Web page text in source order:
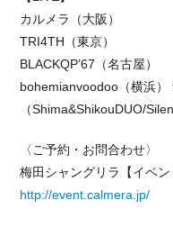
カルメラ（大阪）
TRI4TH（東京）
BLACKQP’67（名古屋）
bohemianvoodoo（横浜）
（Shima&ShikouDUO/
〈ご予約・お問合わせ〉
梅田シャングリラ【イベン
http://event.calmera.jp/